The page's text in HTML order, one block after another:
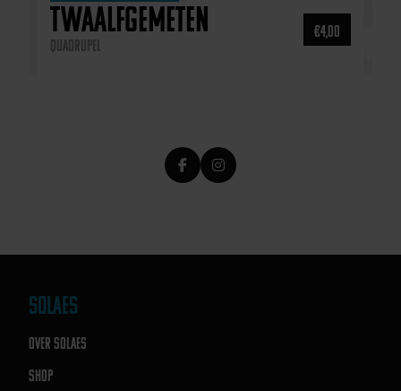
Twaalfgemeten
Quadrupel
€4,00
SOLAES
OVER SOLAES
SHOP